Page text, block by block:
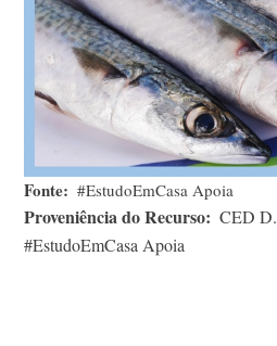
Fonte #EstudoEmCasa Apoia
Proveniência do Recurso
CED
#EstudoEmCasa Apoia